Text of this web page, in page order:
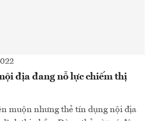
địa đang nỗ lực chiếm thị
muộn nhưng thẻ tín dụng nội địa